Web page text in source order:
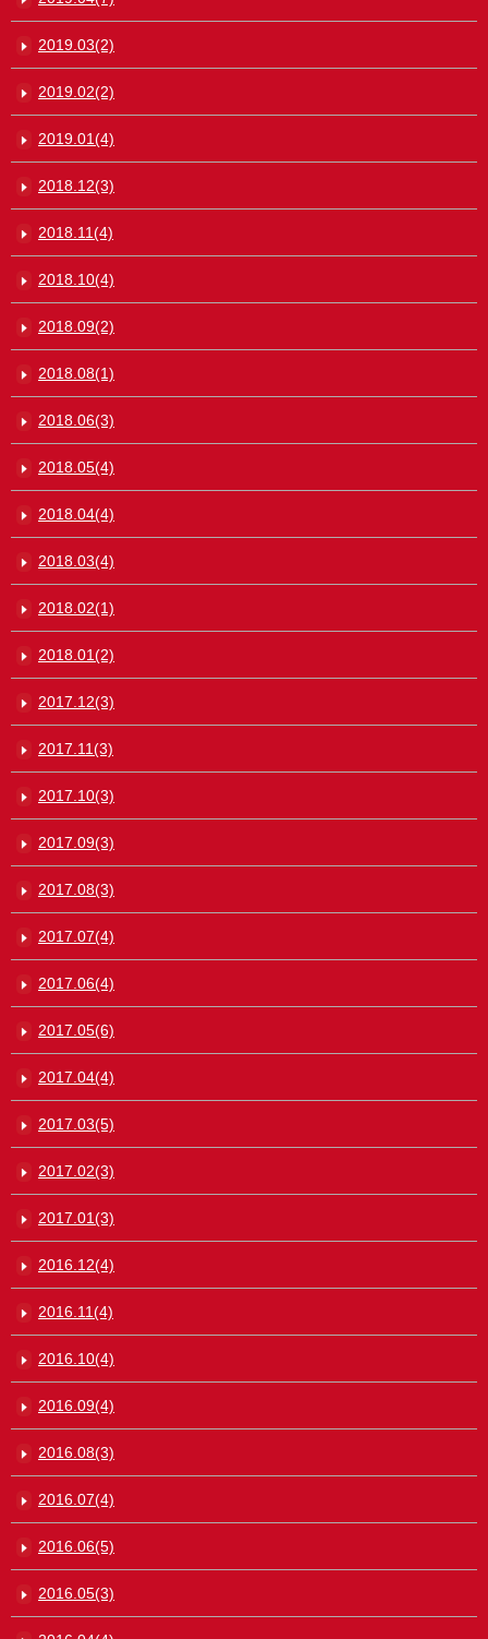
2019.03(2)
2019.02(2)
2019.01(4)
2018.12(3)
2018.11(4)
2018.10(4)
2018.09(2)
2018.08(1)
2018.06(3)
2018.05(4)
2018.04(4)
2018.03(4)
2018.02(1)
2018.01(2)
2017.12(3)
2017.11(3)
2017.10(3)
2017.09(3)
2017.08(3)
2017.07(4)
2017.06(4)
2017.05(6)
2017.04(4)
2017.03(5)
2017.02(3)
2017.01(3)
2016.12(4)
2016.11(4)
2016.10(4)
2016.09(4)
2016.08(3)
2016.07(4)
2016.06(5)
2016.05(3)